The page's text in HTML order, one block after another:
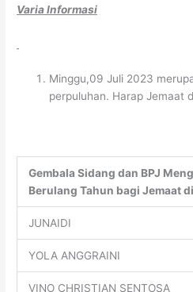
Varia Informasi
Minggu,09 Juli 2023
perpuluhan. Harap Jemaat
Gembala Sidang dan BPJ
Berulang Tahun bagi Jemaat
JUNAIDI
YOLA ANGGRAINI
VINO CHRISTIAN SENTOSA